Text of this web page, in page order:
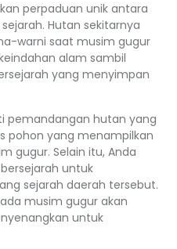
perpaduan unik antara
Hutan sekitarnya
warni saat musim gugur
alam sambil
yang menyimpan
pemandangan hutan yang
pohon yang menampilkan
gugur. Selain itu, Anda
untuk
sejarah daerah tersebut.
musim gugur akan
untuk